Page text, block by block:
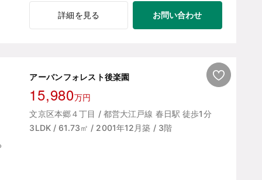
詳細を見る お問い合わせ
アーバンフォレスト後楽園
15,980万円
文京区本郷４丁目 / 都営大江戸線 春日駅 徒歩1分
3LDK / 61.73㎡ / 2001年12月築 / 3階